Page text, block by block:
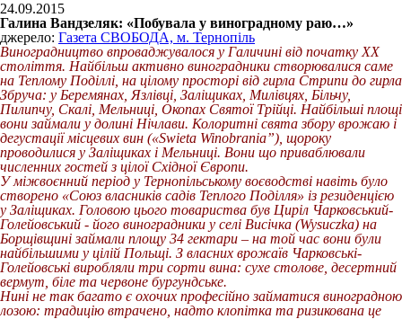
24.09.2015
Галина Вандзеляк: «Побувала у виноградному раю…»
джерело: Газета СВОБОДА, м. Тернопіль
Виноградництво впроваджувалося у Галичині від початку ХХ
століття. Найбільш активно виноградники створювалися саме
на Теплому Поділлі, на цілому просторі від гирла Стрипи до гирла
Збруча: у Беремянах, Язлівці, Заліщиках, Милівцях, Більчу,
Пилипчу, Скалі, Мельниці, Окопах Святої Трійці. Найбільші площі
вони займали у долині Нічлави. Колоритні свята збору врожаю і
дегустації місцевих вин («Swieta Winobrania”), щороку
проводилися у Заліщиках і Мельниці. Вони що приваблювали
численних гостей з цілої Східної Європи.
У міжвоєнний період у Тернопільському воєводстві навіть було
створено «Союз власників садів Теплого Поділля» із резиденцією
у Заліщиках. Головою цього товариства був Циріл Чарковський-
Голейовський - його виноградники у селі Висічка (Wysuczka) на
Борщівщині займали площу 34 гектари – на той час вони були
найбільшими у цілій Польщі. З власних врожаїв Чарковські-
Голейовські виробляли три сорти вина: сухе столове, десертний
вермут, біле та червоне бургундське.
Нині не так багато є охочих професійно займатися виноградною
лозою: традицію втрачено, надто клопітка та ризикована це